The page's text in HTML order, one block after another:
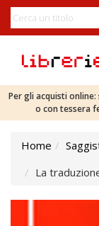
Per gli acquisti
o con tessera
Home
La